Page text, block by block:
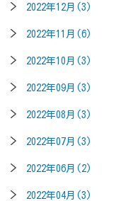
2022年12月(3)
2022年11月(6)
2022年10月(3)
2022年09月(3)
2022年08月(3)
2022年07月(3)
2022年06月(2)
2022年04月(3)